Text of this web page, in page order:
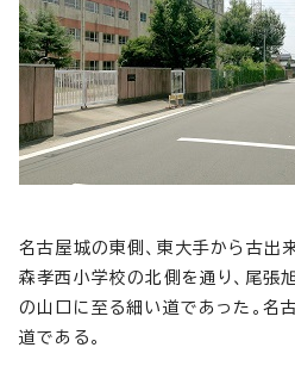
名古屋城の東側、東大手から古出
森孝西小学校の北側を通り、尾張
の山口に至る細い道であった。名
道である。